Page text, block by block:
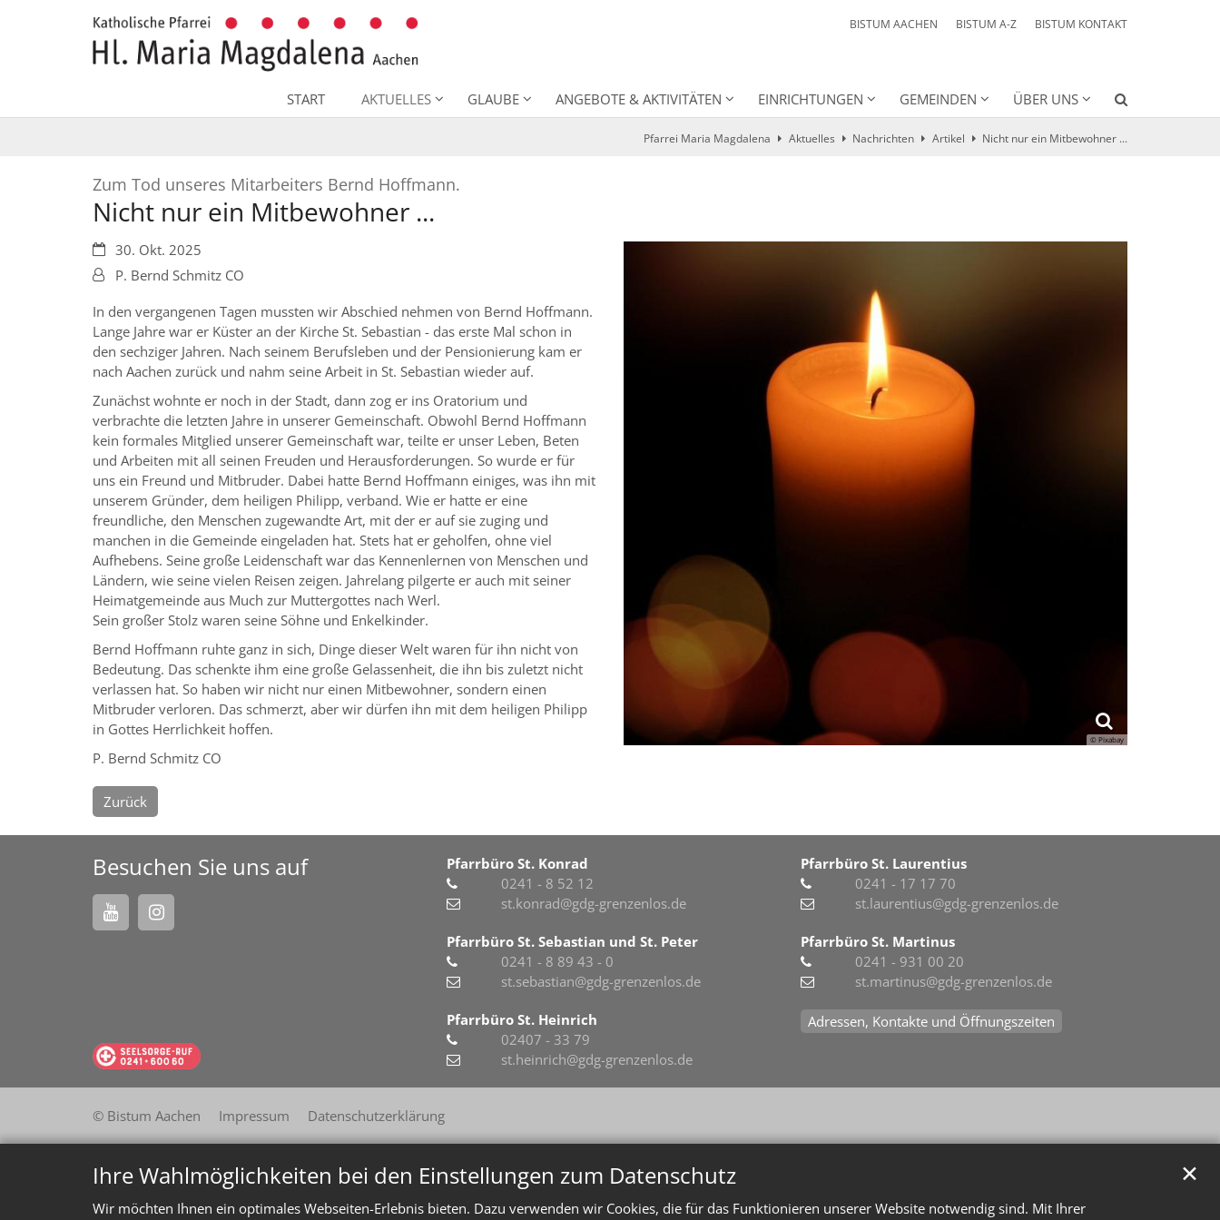
Ihre Wahlmöglichkeiten bei den Einstellungen zum Datenschutz
Wir möchten Ihnen ein optimales Webseiten-Erlebnis bieten. Dazu verwenden wir Cookies, die für das Funktionieren unserer Website notwendig sind. Mit Ihrer
✕
BISTUM AACHEN BISTUM A-Z BISTUM KONTAKT
START AKTUELLES GLAUBE ANGEBOTE & AKTIVITÄTEN EINRICHTUNGEN GEMEINDEN ÜBER UNS
Pfarrei Maria Magdalena Aktuelles Nachrichten Artikel Nicht nur ein Mitbewohner ...
Zum Tod unseres Mitarbeiters Bernd Hoffmann.
Nicht nur ein Mitbewohner ...
© Pixabay
Datum:30. Okt. 2025
Von:P. Bernd Schmitz CO
In den vergangenen Tagen mussten wir Abschied nehmen von Bernd Hoffmann.
Lange Jahre war er Küster an der Kirche St. Sebastian - das erste Mal schon in
den sechziger Jahren. Nach seinem Berufsleben und der Pensionierung kam er
nach Aachen zurück und nahm seine Arbeit in St. Sebastian wieder auf.
Zunächst wohnte er noch in der Stadt, dann zog er ins Oratorium und
verbrachte die letzten Jahre in unserer Gemeinschaft. Obwohl Bernd Hoffmann
kein formales Mitglied unserer Gemeinschaft war, teilte er unser Leben, Beten
und Arbeiten mit all seinen Freuden und Herausforderungen. So wurde er für
uns ein Freund und Mitbruder. Dabei hatte Bernd Hoffmann einiges, was ihn mit
unserem Gründer, dem heiligen Philipp, verband. Wie er hatte er eine
freundliche, den Menschen zugewandte Art, mit der er auf sie zuging und
manchen in die Gemeinde eingeladen hat. Stets hat er geholfen, ohne viel
Aufhebens. Seine große Leidenschaft war das Kennenlernen von Menschen und
Ländern, wie seine vielen Reisen zeigen. Jahrelang pilgerte er auch mit seiner
Heimatgemeinde aus Much zur Muttergottes nach Werl.
Sein großer Stolz waren seine Söhne und Enkelkinder.
Bernd Hoffmann ruhte ganz in sich, Dinge dieser Welt waren für ihn nicht von
Bedeutung. Das schenkte ihm eine große Gelassenheit, die ihn bis zuletzt nicht
verlassen hat. So haben wir nicht nur einen Mitbewohner, sondern einen
Mitbruder verloren. Das schmerzt, aber wir dürfen ihn mit dem heiligen Philipp
in Gottes Herrlichkeit hoffen.
P. Bernd Schmitz CO
Zurück
Besuchen Sie uns auf
Pfarrbüro St. Konrad
0241 - 8 52 12
st.konrad@gdg-grenzenlos.de
Pfarrbüro St. Sebastian und St. Peter
0241 - 8 89 43 - 0
st.sebastian@gdg-grenzenlos.de
Pfarrbüro St. Heinrich
02407 - 33 79
st.heinrich@gdg-grenzenlos.de
Pfarrbüro St. Laurentius
0241 - 17 17 70
st.laurentius@gdg-grenzenlos.de
Pfarrbüro St. Martinus
0241 - 931 00 20
st.martinus@gdg-grenzenlos.de
Adressen, Kontakte und Öffnungszeiten
© Bistum Aachen Impressum Datenschutzerklärung